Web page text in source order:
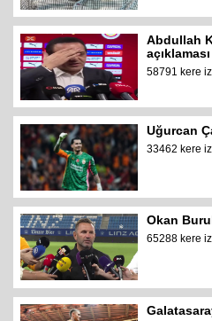
Abdullah
açıklaması
58791 kere
Uğurcan
33462 kere
Okan
65288 kere